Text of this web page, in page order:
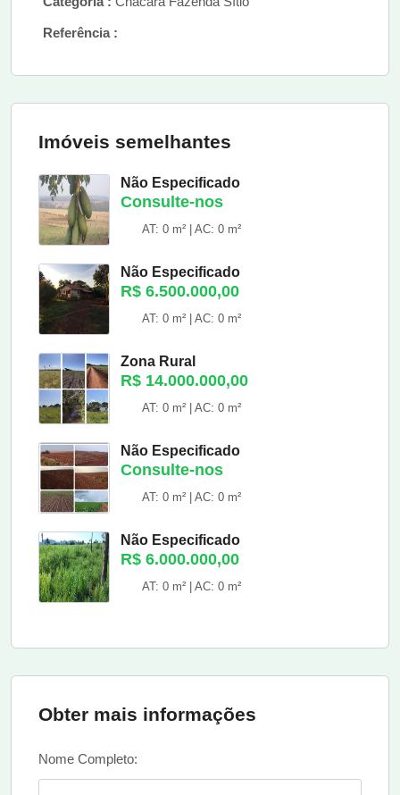
Referência :
Imóveis semelhantes
Não Especificado
Consulte-nos
AT: 0 m² | AC: 0 m²
Não Especificado
R$ 6.500.000,00
AT: 0 m² | AC: 0 m²
Zona Rural
R$ 14.000.000,00
AT: 0 m² | AC: 0 m²
Não Especificado
Consulte-nos
AT: 0 m² | AC: 0 m²
Não Especificado
R$ 6.000.000,00
AT: 0 m² | AC: 0 m²
Obter mais informações
Nome Completo: